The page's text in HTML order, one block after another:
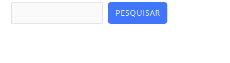
PESQUISAR